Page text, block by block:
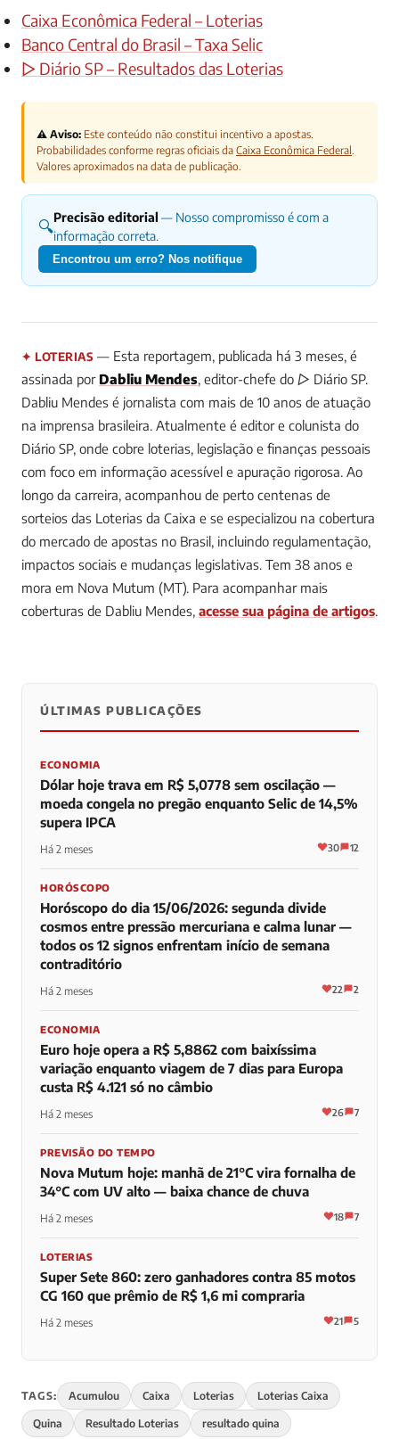
Caixa Econômica Federal – Loterias
Banco Central do Brasil – Taxa Selic
▷ Diário SP – Resultados das Loterias
⚠️ Aviso: Este conteúdo não constitui incentivo a apostas.
Probabilidades conforme regras oficiais da Caixa Econômica Federal.
Valores aproximados na data de publicação.
🔍Precisão editorial — Nosso compromisso é com a
informação correta.
Encontrou um erro? Nos notifique
✦ LOTERIAS — Esta reportagem, publicada há 3 meses, é
assinada por Dabliu Mendes, editor-chefe do ▷ Diário SP.
Dabliu Mendes é jornalista com mais de 10 anos de atuação
na imprensa brasileira. Atualmente é editor e colunista do
Diário SP, onde cobre loterias, legislação e finanças pessoais
com foco em informação acessível e apuração rigorosa. Ao
longo da carreira, acompanhou de perto centenas de
sorteios das Loterias da Caixa e se especializou na cobertura
do mercado de apostas no Brasil, incluindo regulamentação,
impactos sociais e mudanças legislativas. Tem 38 anos e
mora em Nova Mutum (MT). Para acompanhar mais
coberturas de Dabliu Mendes, acesse sua página de artigos.
0 0 0
ÚLTIMAS PUBLICAÇÕES
ECONOMIA
Dólar hoje trava em R$ 5,0778 sem oscilação —
moeda congela no pregão enquanto Selic de 14,5%
supera IPCA
Há 2 meses 30 12
HORÓSCOPO
Horóscopo do dia 15/06/2026: segunda divide
cosmos entre pressão mercuriana e calma lunar —
todos os 12 signos enfrentam início de semana
contraditório
Há 2 meses 22 2
ECONOMIA
Euro hoje opera a R$ 5,8862 com baixíssima
variação enquanto viagem de 7 dias para Europa
custa R$ 4.121 só no câmbio
Há 2 meses 26 7
PREVISÃO DO TEMPO
Nova Mutum hoje: manhã de 21°C vira fornalha de
34°C com UV alto — baixa chance de chuva
Há 2 meses 18 7
LOTERIAS
Super Sete 860: zero ganhadores contra 85 motos
CG 160 que prêmio de R$ 1,6 mi compraria
Há 2 meses 21 5
TAGS: Acumulou Caixa Loterias Loterias Caixa
Quina Resultado Loterias resultado quina